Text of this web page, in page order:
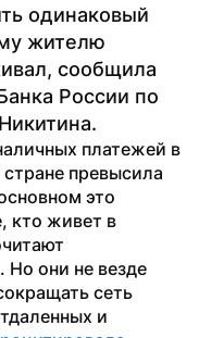
одинаковый
жителю
сообщила
России по
платежей в
превысила
это
кто живет в
Но они не везде
сеть
и